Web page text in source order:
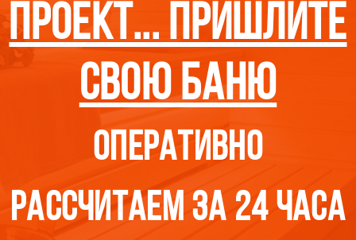
проект... пришлите
свою баню
оперативно
рассчитаем за 24 часа